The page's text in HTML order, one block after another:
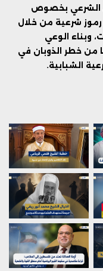
الشرعي بخصوص
رموز شرعية من خلال
وبناء الوعي
من خطر الذوبان في
الشبابية.